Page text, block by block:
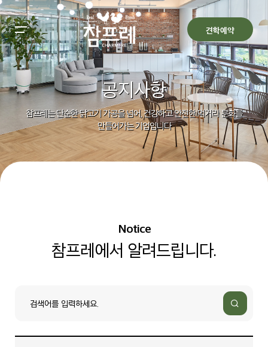
All filters
견학예약
Main Menu
참프레 견학
Back
견학관 소개
예약안내
Back
관람안내
알림
Back
공지사항
공지사항
참프레는 단순한 닭고기 가공을 넘어, 건강하고 안전한 먹거리 문화를
만들어가는 기업입니다
Notice
참프레에서 알려드립니다.